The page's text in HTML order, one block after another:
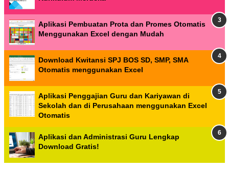
Aplikasi Pembuatan Prota dan Promes Otomatis
Menggunakan Excel dengan Mudah
Download Kwitansi SPJ BOS SD, SMP, SMA
Otomatis menggunakan Excel
Aplikasi Penggajian Guru dan Kariyawan di
Sekolah dan di Perusahaan menggunakan Excel
Otomatis
Aplikasi dan Administrasi Guru Lengkap
Download Gratis!